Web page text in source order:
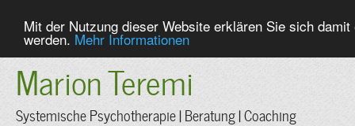
Mit der Nutzung dieser Website erklären Sie sich
werden. Mehr Informationen
Marion Teremi
Systemische Psychotherapie | Beratung | Coaching